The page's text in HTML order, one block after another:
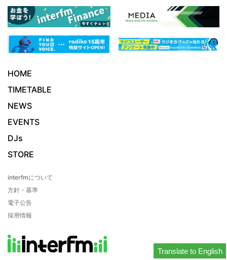
Translate to English
HOME
TIMETABLE
NEWS
EVENTS
DJs
STORE
interfmについて
方針・基準
電子公告
採用情報